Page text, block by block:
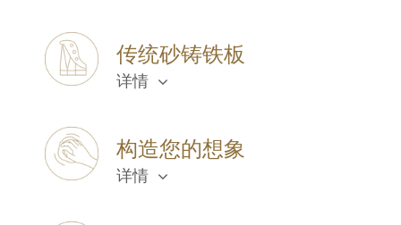
传统砂铸铁板
详情
构造您的想象
详情